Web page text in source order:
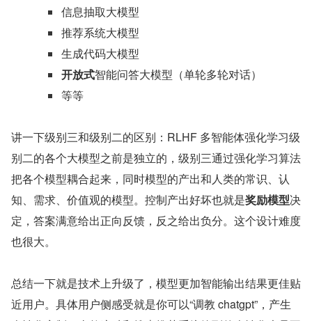
信息抽取大模型
推荐系统大模型
生成代码大模型
开放式智能问答大模型（单轮多轮对话）
等等
讲一下级别三和级别二的区别：RLHF 多智能体强化学习级
别二的各个大模型之前是独立的，级别三通过强化学习算法
把各个模型耦合起来，同时模型的产出和人类的常识、认
知、需求、价值观的模型。控制产出好坏也就是奖励模型决
定，答案满意给出正向反馈，反之给出负分。这个设计难度
也很大。
总结一下就是技术上升级了，模型更加智能输出结果更佳贴
近用户。具体用户侧感受就是你可以“调教 chatgpt”，产生